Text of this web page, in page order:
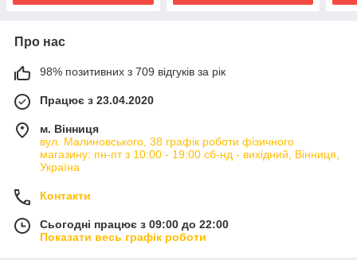
Про нас
98% позитивних з 709 відгуків за рік
Працює з 23.04.2020
м. Вінниця
вул. Малиновського, 38 графік роботи фізичного
магазину: пн-пт з 10:00 - 19:00 сб-нд - вихідний, Вінниця,
Україна
Контакти
Сьогодні працює з 09:00 до 22:00
Показати весь графік роботи